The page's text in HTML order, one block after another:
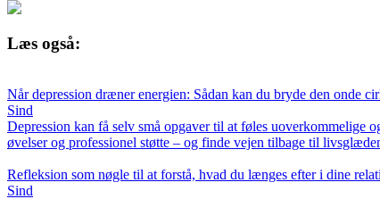
Læs også:
Når depression dræner energien: Sådan kan du bryde den onde
Sind
Depression kan få selv små opgaver til at føles uoverkommelige
øvelser og professionel støtte – og finde vejen tilbage til
Refleksion som nøgle til at forstå, hvad du længes efter i dine
Sind